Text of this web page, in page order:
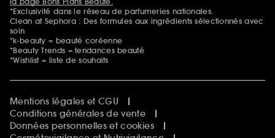
*Exclusivité dans le réseau de parfumeries nationales.
Clean at Sephora : Des formules aux ingrédients sélectionnés avec
soin
*k-beauty = beauté coréenne
*Beauty Trends = tendances beauté
*Wishlist = liste de souhaits
Mentions légales et CGU
Conditions générales de vente
Données personnelles et cookies